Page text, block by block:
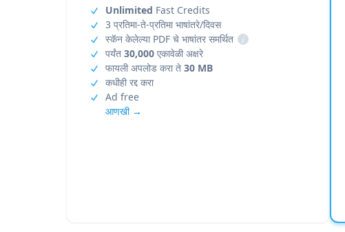
Unlimited Fast Credits
3 प्रतिमा-ते-प्रतिमा भाषांतरे/दिवस
स्कॅन केलेल्या PDF चे भाषांतर समर्थित
i
पर्यंत 30,000 एकावेळी अक्षरे
फायली अपलोड करा ते 30 MB
कधीही रद्द करा
Ad free
आणखी →